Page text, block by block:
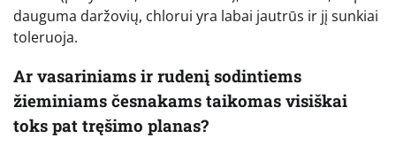
dauguma daržovių, chlorui yra labai jautrūs ir jį sunkiai
toleruoja.
Ar vasariniams ir rudenį sodintiems
žieminiams česnakams taikomas visiškai
toks pat tręšimo planas?